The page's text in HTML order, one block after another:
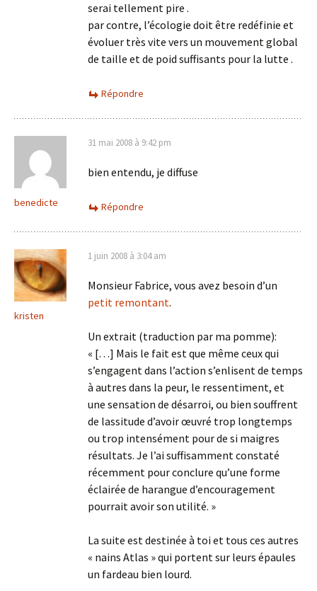
serai tellement pire .
par contre, l’écologie doit être redéfinie et
évoluer très vite vers un mouvement global
de taille et de poid suffisants pour la lutte .
Répondre
benedicte
31 mai 2008 à 9:42 pm
bien entendu, je diffuse
Répondre
kristen
1 juin 2008 à 3:04 am
Monsieur Fabrice, vous avez besoin d’un
petit remontant.
Un extrait (traduction par ma pomme):
« […] Mais le fait est que même ceux qui
s’engagent dans l’action s’enlisent de temps
à autres dans la peur, le ressentiment, et
une sensation de désarroi, ou bien souffrent
de lassitude d’avoir œuvré trop longtemps
ou trop intensément pour de si maigres
résultats. Je l’ai suffisamment constaté
récemment pour conclure qu’une forme
éclairée de harangue d’encouragement
pourrait avoir son utilité. »
La suite est destinée à toi et tous ces autres
« nains Atlas » qui portent sur leurs épaules
un fardeau bien lourd.